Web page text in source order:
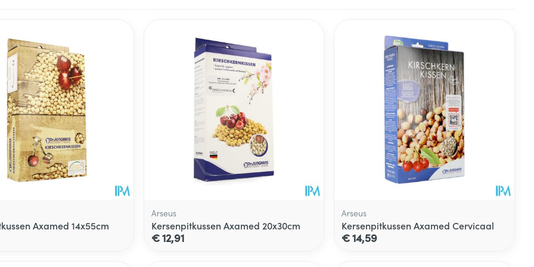
maximale prijswaarden aan te passen.
Axamed 14x55cm
Arseus
Kersenpitkussen Axamed 20x30cm
€ 12,91
Arseus
Kersenpitkussen Axamed Cervicaal
€ 14,59